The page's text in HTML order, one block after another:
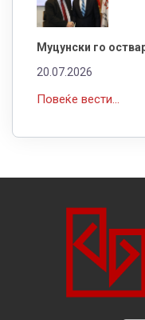
Муцунски го
20.07.2026
Повеќе вести...